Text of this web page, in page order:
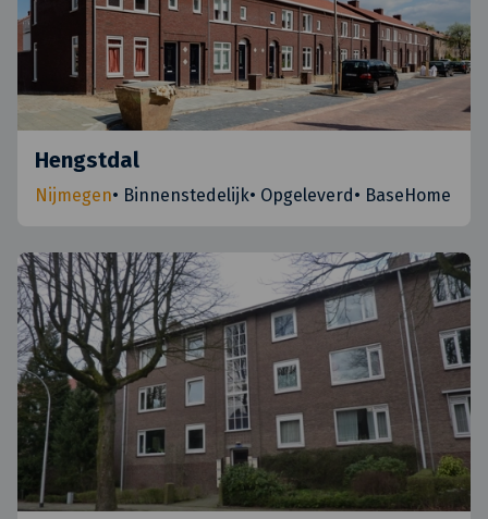
Hengstdal
Nijmegen• Binnenstedelijk• Opgeleverd• BaseHome